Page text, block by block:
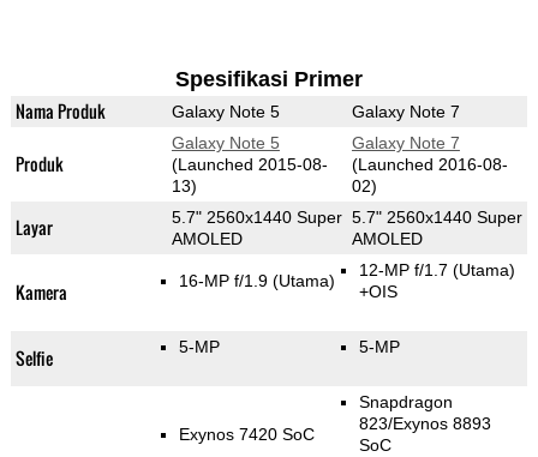
Spesifikasi Primer
Nama Produk Galaxy Note 5 Galaxy Note 7
Produk
Galaxy Note 5
(Launched 2015-08-
13)
Galaxy Note 7
(Launched 2016-08-
02)
Layar
5.7" 2560x1440 Super
AMOLED
5.7" 2560x1440 Super
AMOLED
Kamera 16-MP f/1.9 (Utama)
12-MP f/1.7 (Utama)
+OIS
Selfie 5-MP 5-MP
Exynos 7420 SoC
Snapdragon
823/Exynos 8893
SoC